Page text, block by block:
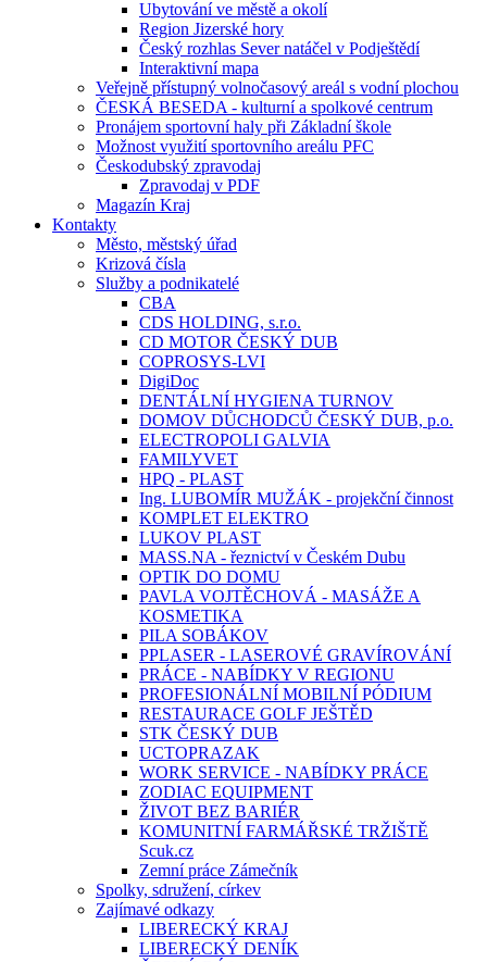
Ubytování ve městě a okolí
Region Jizerské hory
Český rozhlas Sever natáčel v Podještědí
Interaktivní mapa
Veřejně přístupný volnočasový areál s vodní plochou
ČESKÁ BESEDA - kulturní a spolkové centrum
Pronájem sportovní haly při Základní škole
Možnost využití sportovního areálu PFC
Českodubský zpravodaj
Zpravodaj v PDF
Magazín Kraj
Kontakty
Město, městský úřad
Krizová čísla
Služby a podnikatelé
CBA
CDS HOLDING, s.r.o.
CD MOTOR ČESKÝ DUB
COPROSYS-LVI
DigiDoc
DENTÁLNÍ HYGIENA TURNOV
DOMOV DŮCHODCŮ ČESKÝ DUB, p.o.
ELECTROPOLI GALVIA
FAMILYVET
HPQ - PLAST
Ing. LUBOMÍR MUŽÁK - projekční činnost
KOMPLET ELEKTRO
LUKOV PLAST
MASS.NA - řeznictví v Českém Dubu
OPTIK DO DOMU
PAVLA VOJTĚCHOVÁ - MASÁŽE A
KOSMETIKA
PILA SOBÁKOV
PPLASER - LASEROVÉ GRAVÍROVÁNÍ
PRÁCE - NABÍDKY V REGIONU
PROFESIONÁLNÍ MOBILNÍ PÓDIUM
RESTAURACE GOLF JEŠTĚD
STK ČESKÝ DUB
UCTOPRAZAK
WORK SERVICE - NABÍDKY PRÁCE
ZODIAC EQUIPMENT
ŽIVOT BEZ BARIÉR
KOMUNITNÍ FARMÁŘSKÉ TRŽIŠTĚ
Scuk.cz
Zemní práce Zámečník
Spolky, sdružení, církev
Zajímavé odkazy
LIBERECKÝ KRAJ
LIBERECKÝ DENÍK